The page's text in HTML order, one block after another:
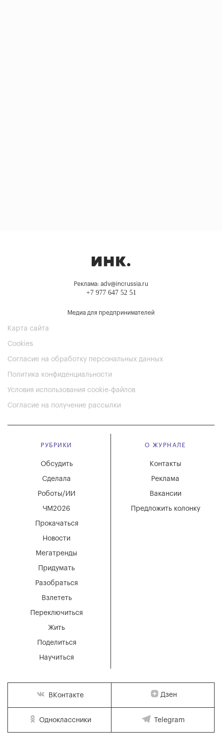
Реклама: adv@incrussia.ru
+7 977 647 52 51
Медиа для предпринимателей
Карта сайта
Cookies
Согласие на обработку персональных данных
Политика конфиденциальности
Условия использования cookie-файлов
Согласие на получение рассылки
РУБРИКИ
Мегатренды
Придумать
Разобраться
Взлететь
Новости
Переключиться
Жить
Поделиться
Научиться
Обсудить
Сделала
Роботы/ИИ
ЧМ2026
Прокачаться
О ЖУРНАЛЕ
Вакансии
Реклама
Контакты
Предложить колонку
ВКонтакте Дзен
Одноклассники Telegram